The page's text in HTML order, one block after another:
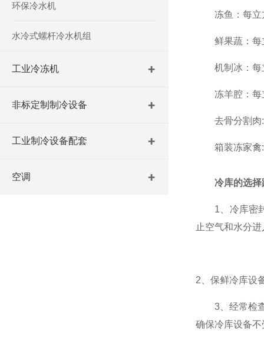
环保冷水机
水冷式螺杆冷水机组
工业冷冻机
非标定制制冷设备
工业制冷设备配套
空调
冻鱼：每立
鲜果蔬：每
机制冰：每
冻羊腔：每
去骨分割肉:
箱装冻家禽:
冷库的选
1、冷库密封
止空气和水分
2、保鲜冷库设
3、经常检查
确保冷库设备